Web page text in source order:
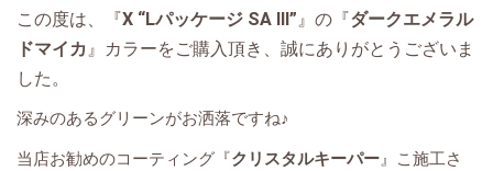
この度は、『X “Lパッケージ SA Ⅲ”』の『ダークエメラル
ドマイカ 』カラーをご購入頂き、誠にありがとうございま
した。
深みのあるグリーンがお洒落ですね♪
当店お勧めのコーティング『クリスタルキーパー』こ施工さ